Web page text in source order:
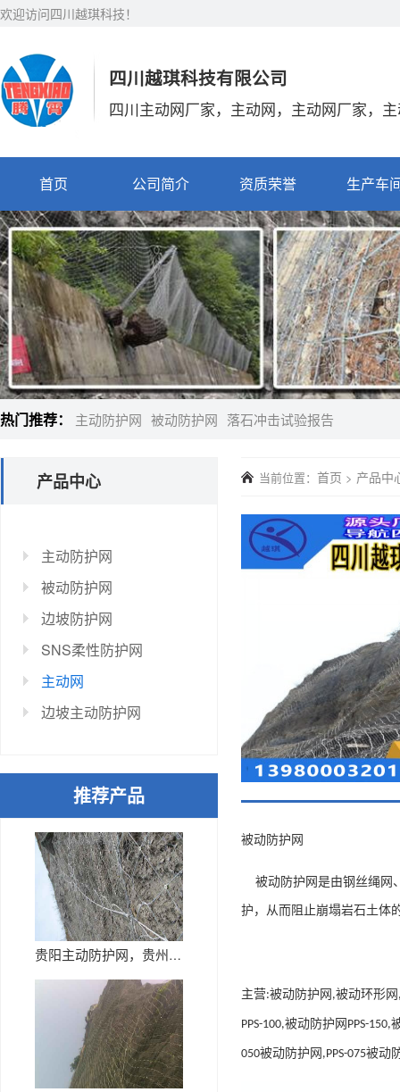
欢迎访问四川越琪科技！
四川越琪科技有限公司
四川主动网厂家，主动网，主动网厂家，
首页 公司简介 资质荣誉 生产车
热门推荐： 主动防护网 被动防护网 落石冲击试验报告
产品中心
主动防护网
被动防护网
边坡防护网
SNS柔性防护网
主动网
边坡主动防护网
推荐产品
贵阳主动防护网，贵州主动网厂家
当前位置： 首页 > 产品中
被动防护网
被动防护网是由钢丝绳网
护，从而阻止崩塌岩石土体
主营:被动防护网 ,被动环形网
PPS-100,被动防护网 PPS-150,
050被动防护网 ,PPS-075被动